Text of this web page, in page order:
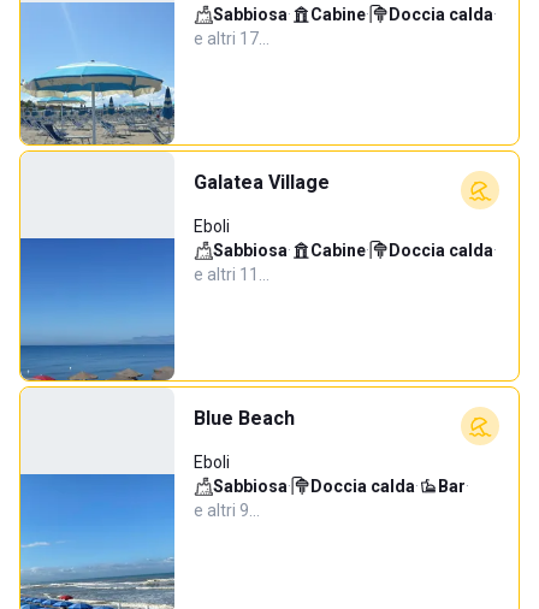
Sabbiosa· Cabine· Doccia calda·
e altri 17…
Galatea Village
Eboli
Sabbiosa· Cabine· Doccia calda·
e altri 11…
Blue Beach
Eboli
Sabbiosa· Doccia calda· Bar·
e altri 9…